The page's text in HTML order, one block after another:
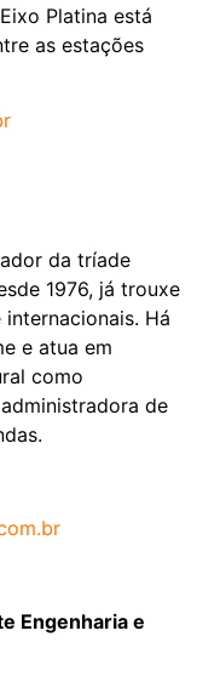
Platina está
as estações
da tríade
1976, já trouxe
Há
e atua em
como
de
Engenharia e